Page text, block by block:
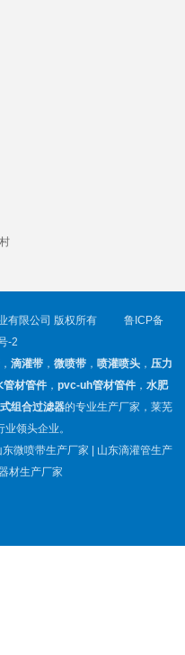
业有限公司 版权所有
鲁ICP备
-2
， 滴灌带， 微喷带， 喷灌喷头， 压力
管材管件， pvc-uh管材管件， 水肥
组合过滤器的专业生产厂家，莱芜
领头企业。
微喷带生产厂家 | 山东滴灌管生产
材生产厂家